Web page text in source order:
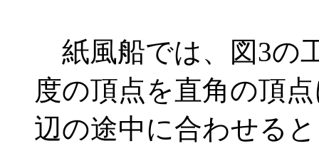
紙風船では、図3の
度の頂点を直角の頂
辺の途中に合わせる